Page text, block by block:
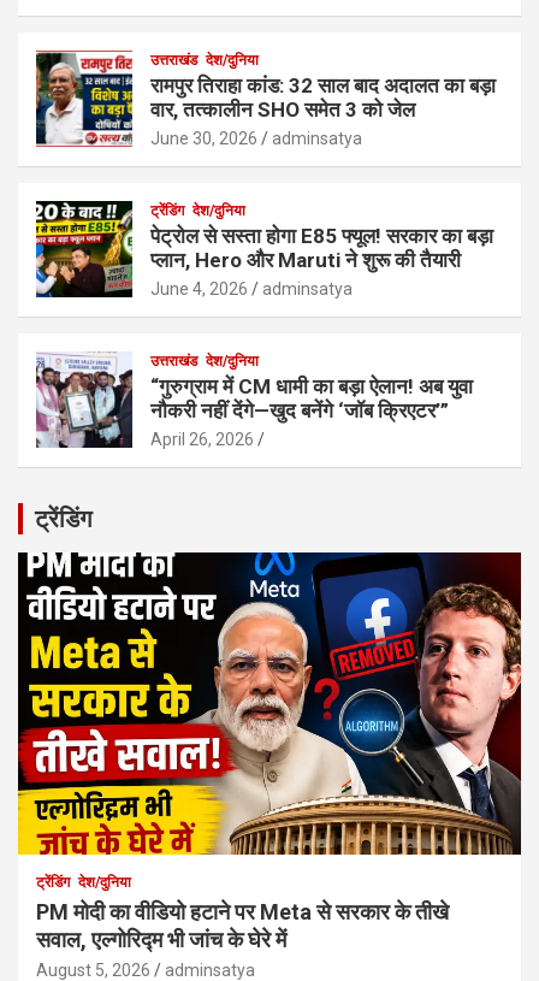
उत्तराखंड देश/दुनिया
रामपुर तिराहा कांड: 32 साल बाद अदालत का बड़ा
वार, तत्कालीन SHO समेत 3 को जेल
June 30, 2026 adminsatya
ट्रेंडिंग देश/दुनिया
पेट्रोल से सस्ता होगा E85 फ्यूल! सरकार का बड़ा
प्लान, Hero और Maruti ने शुरू की तैयारी
June 4, 2026 adminsatya
उत्तराखंड देश/दुनिया
“गुरुग्राम में CM धामी का बड़ा ऐलान! अब युवा
नौकरी नहीं देंगे—खुद बनेंगे ‘जॉब क्रिएटर’”
April 26, 2026
ट्रेंडिंग
ट्रेंडिंग देश/दुनिया
PM मोदी का वीडियो हटाने पर Meta से सरकार के तीखे
सवाल, एल्गोरिद्म भी जांच के घेरे में
August 5, 2026 adminsatya